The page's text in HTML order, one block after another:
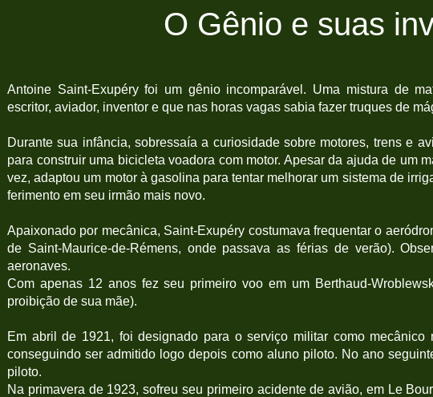
O Gênio e suas
Antoine Saint-Exupéry foi um gênio incomparável. Uma mistura de
escritor, aviador, inventor e que nas horas vagas sabia fazer truques de
Durante sua infância, sobressaía a curiosidade sobre motores, trens e
para construir uma bicicleta voadora com motor. Apesar da ajuda de um
vez, adaptou um motor à gasolina para tentar melhorar um sistema de
ferimento em seu irmão mais novo.
Apaixonado por mecânica, Saint-Exupéry costumava frequentar o
de Saint-Maurice-de-Rémens, onde passava as férias de verão).
aeronaves.
Com apenas 12 anos fez seu primeiro voo em um Berthaud-
proibição de sua mãe).
Em abril de 1921, foi designado para o serviço militar como mecânico
conseguindo ser admitido logo depois como aluno piloto. No ano
piloto.
Na primavera de 1923, sofreu seu primeiro acidente de avião, em Le